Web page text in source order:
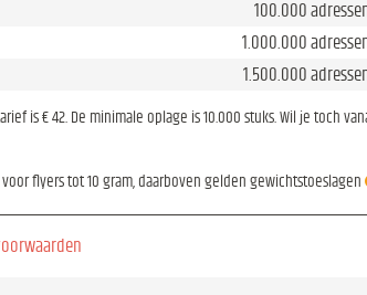
100.000
1.000.000
1.500.000
is € 42. De minimale oplage is 10.000 stuks. Wil je toch
flyers tot 10 gram, daarboven gelden gewichtstoeslagen